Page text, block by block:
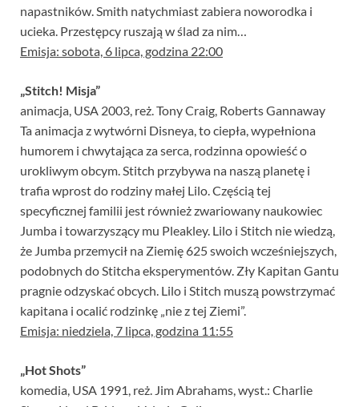
napastników. Smith natychmiast zabiera noworodka i
ucieka. Przestępcy ruszają w ślad za nim…
Emisja: sobota, 6 lipca, godzina 22:00
„Stitch! Misja”
animacja, USA 2003, reż. Tony Craig, Roberts Gannaway
Ta animacja z wytwórni Disneya, to ciepła, wypełniona
humorem i chwytająca za serca, rodzinna opowieść o
urokliwym obcym. Stitch przybywa na naszą planetę i
trafia wprost do rodziny małej Lilo. Częścią tej
specyficznej familii jest również zwariowany naukowiec
Jumba i towarzyszący mu Pleakley. Lilo i Stitch nie wiedzą,
że Jumba przemycił na Ziemię 625 swoich wcześniejszych,
podobnych do Stitcha eksperymentów. Zły Kapitan Gantu
pragnie odzyskać obcych. Lilo i Stitch muszą powstrzymać
kapitana i ocalić rodzinkę „nie z tej Ziemi”.
Emisja: niedziela, 7 lipca, godzina 11:55
„Hot Shots”
komedia, USA 1991, reż. Jim Abrahams, wyst.: Charlie